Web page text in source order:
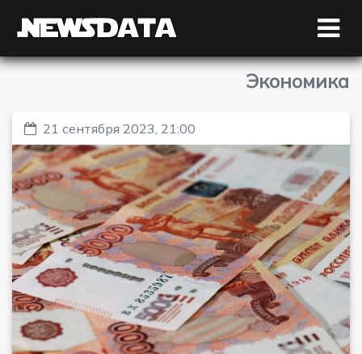
Экономика
21 сентября 2023, 21:00